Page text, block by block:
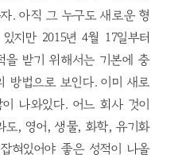
. 아직 그 누구도 새로운 형
지만 2015년 4월 17일부터
을 받기 위해서는 기본에 충
방법으로 보인다. 이미 새로
나와있다. 어느 회사 것이
, 영어, 생물, 화학, 유기화
혀있어야 좋은 성적이 나올